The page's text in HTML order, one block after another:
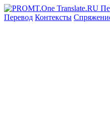
Перевод Контексты